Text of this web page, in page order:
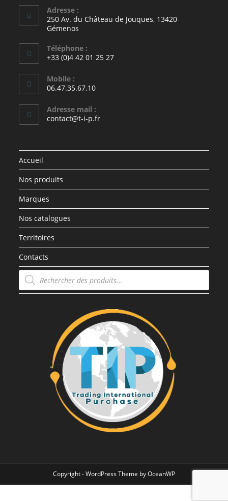
Adresse :
250 Av. du Château de Jouques, 13420
Gémenos
Téléphone :
+33 (0)4 42 01 25 27
Mobile :
06.47.35.67.10
Adresse mail :
contact@t-i-p.fr
Accueil
Nos produits
Marques
Nos catalogues
Territoires
Contacts
Recherche
de
produits
Copyright - WordPress Theme by OceanWP